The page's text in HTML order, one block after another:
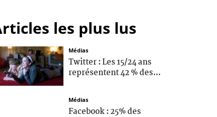
les plus lus
Médias
Twitter : Les 15/24 ans
représentent 42 % des...
Médias
Facebook : 25% des